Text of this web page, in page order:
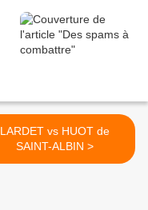
LARDET vs HUOT de
SAINT-ALBIN >